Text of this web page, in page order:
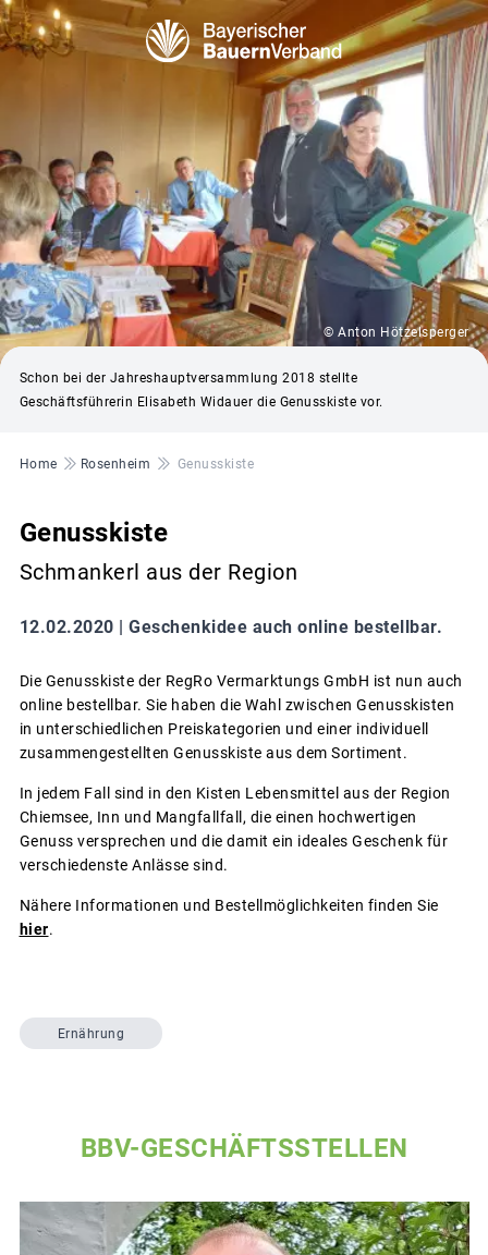
© Anton Hötzelsperger
Schon bei der Jahreshauptversammlung 2018 stellte
Geschäftsführerin Elisabeth Widauer die Genusskiste vor.
Pfadnavigation
Home Rosenheim Genusskiste
Genusskiste
Schmankerl aus der Region
12.02.2020 | Geschenkidee auch online bestellbar.
Die Genusskiste der RegRo Vermarktungs GmbH ist nun auch
online bestellbar. Sie haben die Wahl zwischen Genusskisten
in unterschiedlichen Preiskategorien und einer individuell
zusammengestellten Genusskiste aus dem Sortiment.
In jedem Fall sind in den Kisten Lebensmittel aus der Region
Chiemsee, Inn und Mangfallfall, die einen hochwertigen
Genuss versprechen und die damit ein ideales Geschenk für
verschiedenste Anlässe sind.
Nähere Informationen und Bestellmöglichkeiten finden Sie
hier.
Ernährung
BBV-GESCHÄFTSSTELLEN